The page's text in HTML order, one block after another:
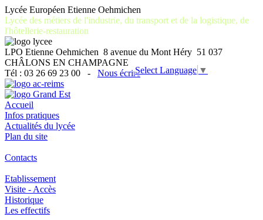
Select Language ▼
Lycée Européen Etienne Oehmichen
Lycée des métiers de l'industrie, du transport et de la logistique, de
l'hôtellerie-restauration
LPO Etienne Oehmichen 8 avenue du Mont Héry 51 037
CHÂLONS EN CHAMPAGNE
Tél : 03 26 69 23 00 - Nous écrire
Accueil
Infos pratiques
Actualités du lycée
Plan du site
Contacts
Etablissement
Visite - Accès
Historique
Les effectifs